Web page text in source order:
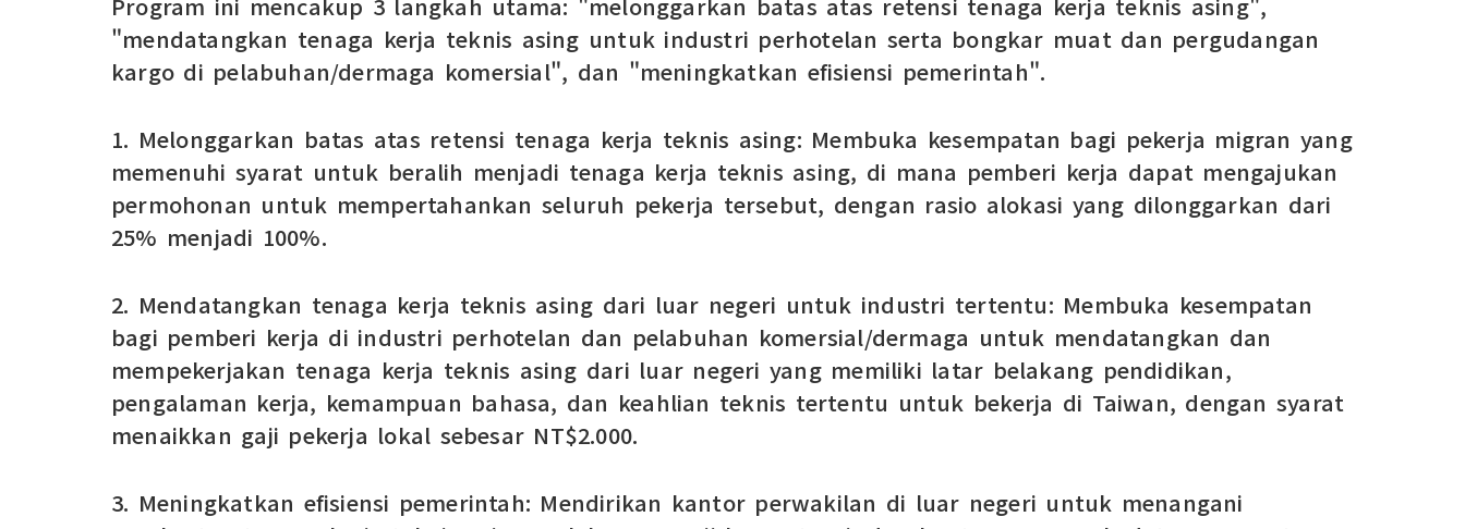
"mendatangkan tenaga kerja teknis asing untuk industri perhotelan serta bongkar muat dan pergudangan
kargo di pelabuhan/dermaga komersial", dan "meningkatkan efisiensi pemerintah".
1. Melonggarkan batas atas retensi tenaga kerja teknis asing: Membuka kesempatan bagi pekerja migran yang
memenuhi syarat untuk beralih menjadi tenaga kerja teknis asing, di mana pemberi kerja dapat mengajukan
permohonan untuk mempertahankan seluruh pekerja tersebut, dengan rasio alokasi yang dilonggarkan dari
25% menjadi 100%.
2. Mendatangkan tenaga kerja teknis asing dari luar negeri untuk industri tertentu: Membuka kesempatan
bagi pemberi kerja di industri perhotelan dan pelabuhan komersial/dermaga untuk mendatangkan dan
mempekerjakan tenaga kerja teknis asing dari luar negeri yang memiliki latar belakang pendidikan,
pengalaman kerja, kemampuan bahasa, dan keahlian teknis tertentu untuk bekerja di Taiwan, dengan syarat
menaikkan gaji pekerja lokal sebesar NT$2.000.
3. Meningkatkan efisiensi pemerintah: Mendirikan kantor perwakilan di luar negeri untuk menangani